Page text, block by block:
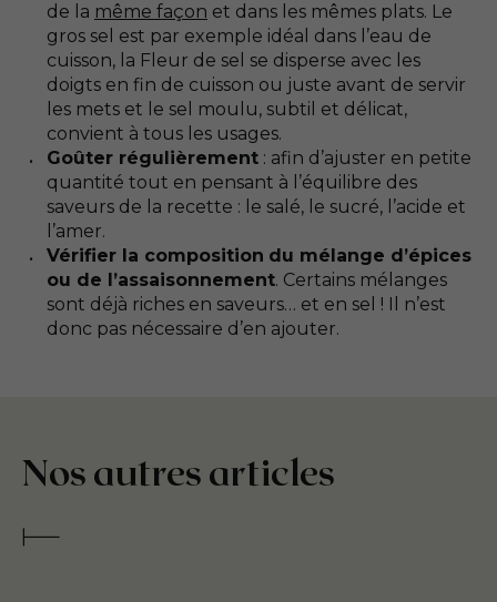
de la même façon et dans les mêmes plats. Le
gros sel est par exemple idéal dans l’eau de
cuisson, la Fleur de sel se disperse avec les
doigts en fin de cuisson ou juste avant de servir
les mets et le sel moulu, subtil et délicat,
convient à tous les usages.
Goûter régulièrement : afin d’ajuster en petite
quantité tout en pensant à l’équilibre des
saveurs de la recette : le salé, le sucré, l’acide et
l’amer.
Vérifier la composition du mélange d’épices
ou de l’assaisonnement. Certains mélanges
sont déjà riches en saveurs… et en sel ! Il n’est
donc pas nécessaire d’en ajouter.
Nos autres articles